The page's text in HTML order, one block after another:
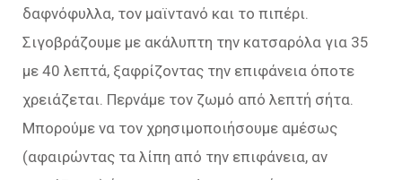
δαφνόφυλλα, τον μαϊντανό και το πιπέρι.
Σιγοβράζουμε με ακάλυπτη την κατσαρόλα για 35
με 40 λεπτά, ξαφρίζοντας την επιφάνεια όποτε
χρειάζεται. Περνάμε τον ζωμό από λεπτή σήτα.
Μπορούμε να τον χρησιμοποιήσουμε αμέσως
(αφαιρώντας τα λίπη από την επιφάνεια, αν